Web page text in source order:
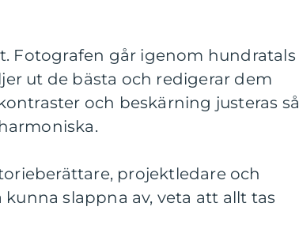
Fotografen går igenom hundratals
ut de bästa och redigerar dem
och beskärning justeras så
projektledare och
slappna av, veta att allt tas